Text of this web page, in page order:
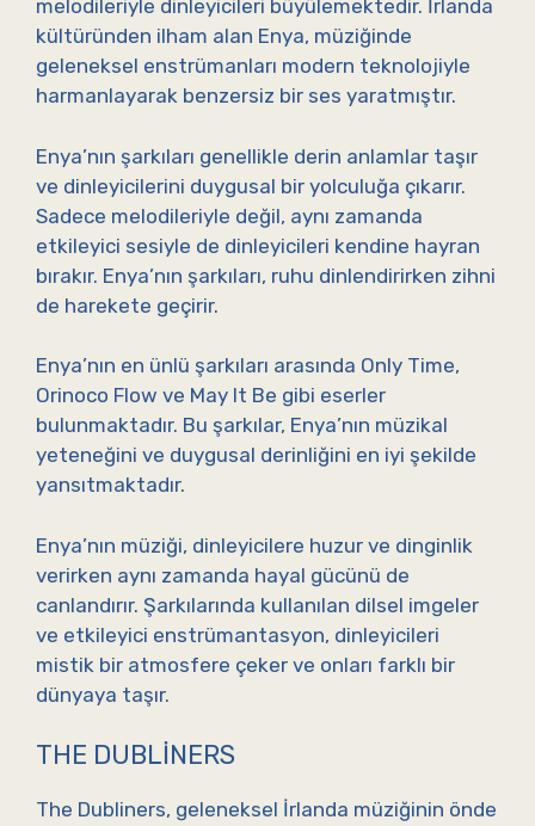
melodileriyle dinleyicileri büyülemektedir. İrlanda
kültüründen ilham alan Enya, müziğinde
geleneksel enstrümanları modern teknolojiyle
harmanlayarak benzersiz bir ses yaratmıştır.
Enya’nın şarkıları genellikle derin anlamlar taşır
ve dinleyicilerini duygusal bir yolculuğa çıkarır.
Sadece melodileriyle değil, aynı zamanda
etkileyici sesiyle de dinleyicileri kendine hayran
bırakır. Enya’nın şarkıları, ruhu dinlendirirken zihni
de harekete geçirir.
Enya’nın en ünlü şarkıları arasında Only Time,
Orinoco Flow ve May It Be gibi eserler
bulunmaktadır. Bu şarkılar, Enya’nın müzikal
yeteneğini ve duygusal derinliğini en iyi şekilde
yansıtmaktadır.
Enya’nın müziği, dinleyicilere huzur ve dinginlik
verirken aynı zamanda hayal gücünü de
canlandırır. Şarkılarında kullanılan dilsel imgeler
ve etkileyici enstrümantasyon, dinleyicileri
mistik bir atmosfere çeker ve onları farklı bir
dünyaya taşır.
THE DUBLINERS
The Dubliners, geleneksel İrlanda müziğinin önde